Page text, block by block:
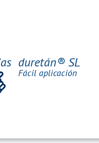
duretán® SL
Fácil aplicación